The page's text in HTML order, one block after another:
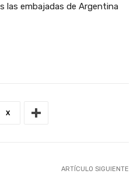
las embajadas de Argentina
X
ARTÍCULO SIGUIENTE